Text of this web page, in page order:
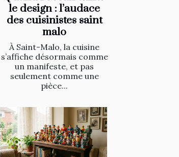
le design : l’audace
des cuisinistes saint
malo
À Saint-Malo, la cuisine
s’affiche désormais comme
un manifeste, et pas
seulement comme une
pièce...